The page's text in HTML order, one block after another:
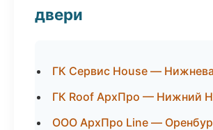
двери
ГК Сервис House —
ГК Roof АрхПро — Нижний
ООО АрхПро Line —